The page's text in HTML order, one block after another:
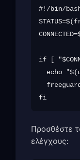
#!/bin/
if [
echo
Προσθέστε
ελέγχους: